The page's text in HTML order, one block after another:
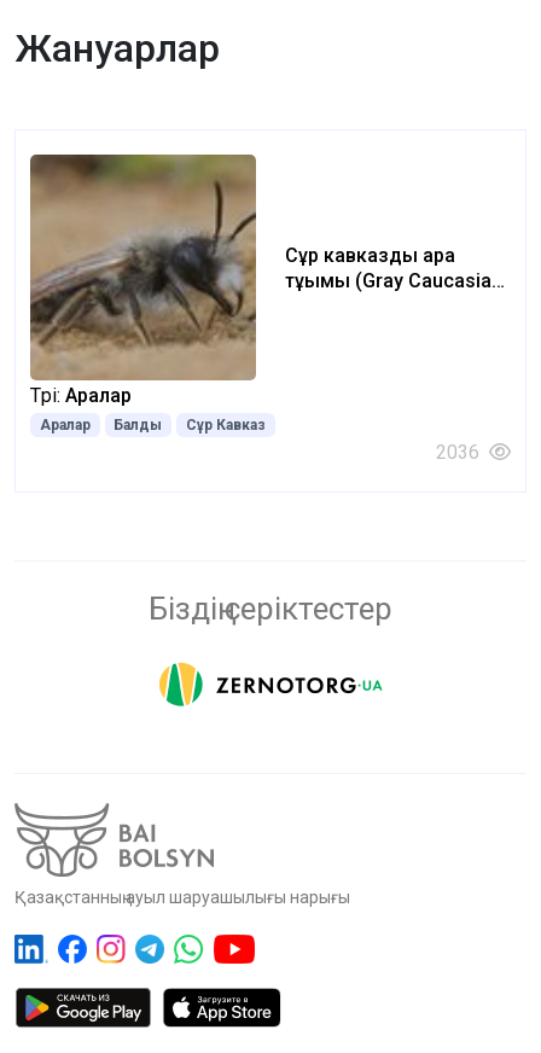
Жануарлар
Сұр кавказдық ара
тұқымы (Gray Caucasian
Түрі: Аралар
Аралар Балды Сұр Кавказ
2036
Біздің серіктестер
Қазақстанның ауыл шаруашылығы нарығы